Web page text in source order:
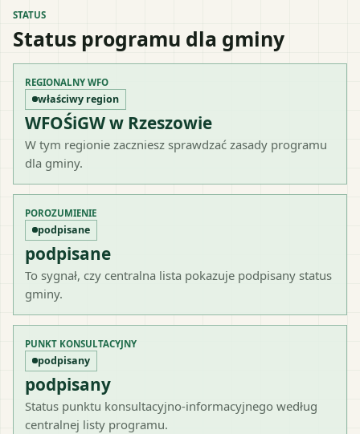
STATUS
Status programu dla gminy
REGIONALNY WFO
właściwy region
WFOŚiGW w Rzeszowie
W tym regionie zaczniesz sprawdzać zasady programu
dla gminy.
POROZUMIENIE
podpisane
podpisane
To sygnał, czy centralna lista pokazuje podpisany status
gminy.
PUNKT KONSULTACYJNY
podpisany
podpisany
Status punktu konsultacyjno-informacyjnego według
centralnej listy programu.